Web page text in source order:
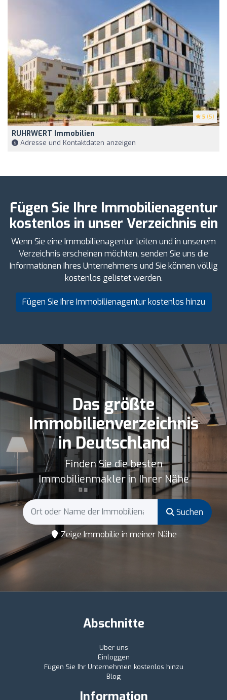
5 (5)
RUHRWERT Immobilien
Adresse und Kontaktdaten anzeigen
Fügen Sie Ihre Immobilienagentur
kostenlos in unser Verzeichnis ein
Wenn Sie eine Immobilienagentur leiten und in unserem
Verzeichnis erscheinen möchten, senden Sie uns die
Informationen Ihres Unternehmens und Sie können völlig
kostenlos gelistet werden.
Fügen Sie Ihre Immobilienagentur kostenlos hinzu
Das größte
Immobilienverzeichnis
in Deutschland
Finden Sie die besten
Immobilienmakler in Ihrer Nähe
Suchen
Zeige Immobilie in meiner Nähe
Abschnitte
Über uns
Einloggen
Fügen Sie Ihr Unternehmen kostenlos hinzu
Blog
Information